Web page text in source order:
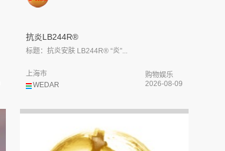
抗炎LB244R®
标题：抗炎安肤 LB244R® “炎”...
WEDAR
上海市
购物娱乐
2026-08-09